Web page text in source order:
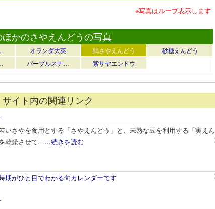
※写真はループ表示します
ほかのさやえんどうの写真
オランダ大莢 絹さやえんどう
砂糖えんどう
パープルスナ… 紫サヤエンドウ
サイト内の関連リンク
いさやを食用とする「さやえんどう」と、未熟な豆を利用する「実えん
乾燥させて……続きを読む
期がひと目でわかる旬カレンダーです